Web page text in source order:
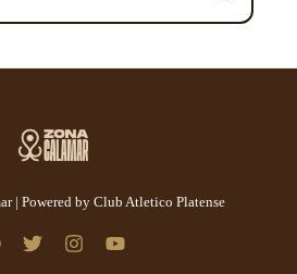
| Powered by Club Atletico Platense